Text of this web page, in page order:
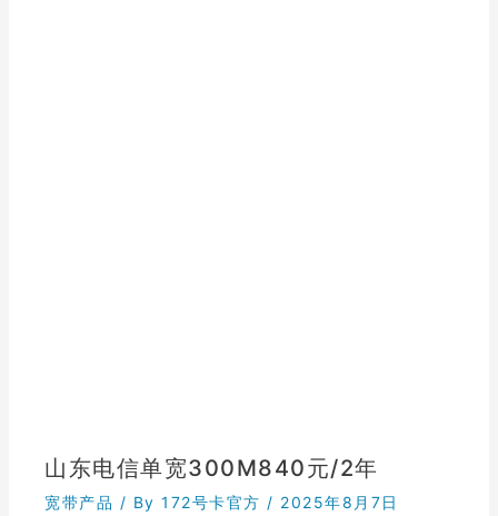
山东电信单宽300M840元/2年
宽带产品 / By172号卡官方 / 2025年8月7日